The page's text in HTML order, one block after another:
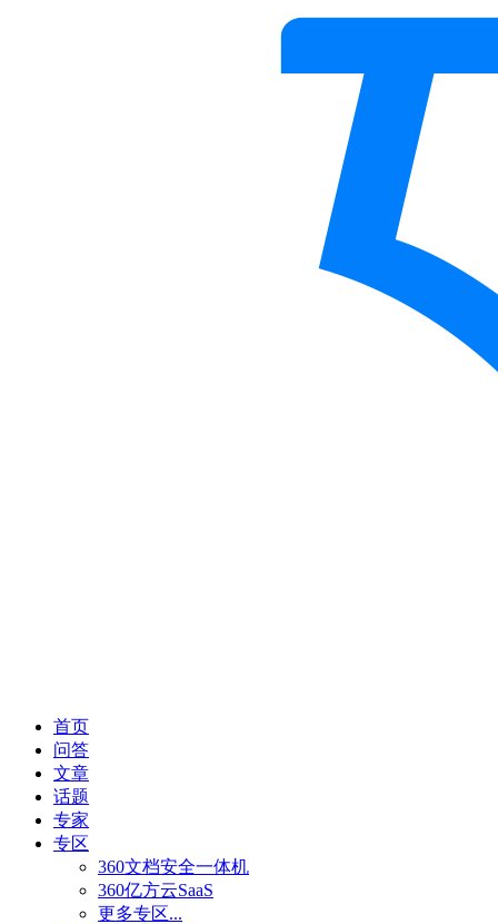
首页
问答
文章
话题
专家
专区
360文档安全一体机
360亿方云SaaS
更多专区...